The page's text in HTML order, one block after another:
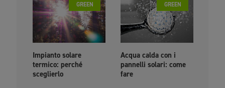
GREEN
Impianto solare
termico: perché
sceglierlo
GREEN
Acqua calda con i
pannelli solari: come
fare